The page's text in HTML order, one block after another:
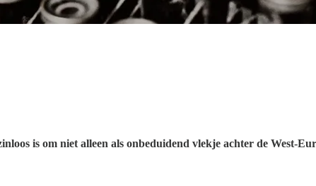
is om niet alleen als onbeduidend vlekje achter de West-